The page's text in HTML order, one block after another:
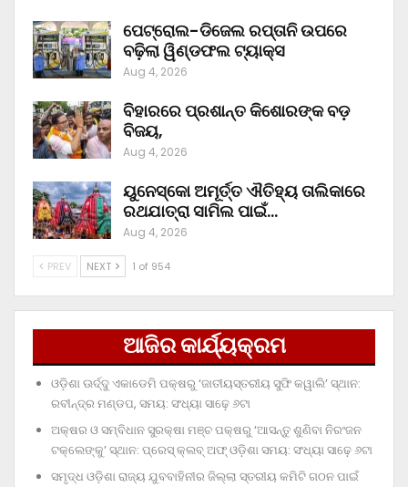
ପେଟ୍ରୋଲ-ଡିଜେଲ ରପ୍ତାନି ଉପରେ
ବଢ଼ିଲା ୱିଣ୍ଡଫଲ ଟ୍ୟାକ୍ସ
Aug 4, 2026
ବିହାରରେ ପ୍ରଶାନ୍ତ କିଶୋରଙ୍କ ବଡ଼
ବିଜୟ,
Aug 4, 2026
ୟୁନେସ୍କୋ ଅମୂର୍ତ୍ତ ଐତିହ୍ୟ ତାଲିକାରେ
ରଥଯାତ୍ରା ସାମିଲ ପାଇଁ…
Aug 4, 2026
PREV NEXT 1 of 954
ଆଜିର କାର୍ଯ୍ୟକ୍ରମ
ଓଡ଼ିଶା ଊର୍ଦ୍ଦୁ ଏକାଡେମି ପକ୍ଷରୁ ‘ଜାତୀୟସ୍ତରୀୟ ସୁଫି କୱାଲି’ ସ୍ଥାନ:
ରବୀନ୍ଦ୍ର ମଣ୍ଡପ, ସମୟ: ସଂଧ୍ୟା ସାଢ଼େ ୬ଟା
ଅକ୍ଷର ଓ ସମ୍ବିଧାନ ସୁରକ୍ଷା ମଞ୍ଚ ପକ୍ଷରୁ ‘ଆସନ୍ତୁ ଶୁଣିବା ନିରଂଜନ
ଟକ୍‌ଲେଙ୍କୁ’ ସ୍ଥାନ: ପ୍ରେସ୍‌ କ୍ଲବ୍‌ ଅଫ୍‌ ଓଡ଼ିଶା ସମୟ: ସଂଧ୍ୟା ସାଢ଼େ ୬ଟା
ସମୃଦ୍ଧ ଓଡ଼ିଶା ରାଜ୍ୟ ଯୁବବାହିନୀର ଜିଲ୍ଲା ସ୍ତରୀୟ କମିଟି ଗଠନ ପାଇଁ